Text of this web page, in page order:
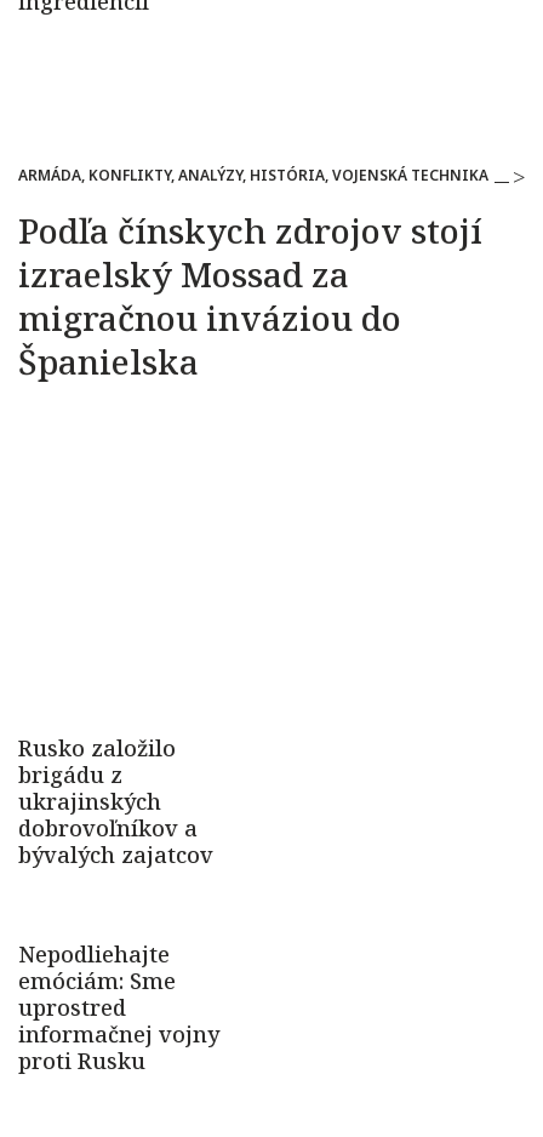
ARMÁDA, KONFLIKTY, ANALÝZY, HISTÓRIA, VOJENSKÁ TECHNIKA